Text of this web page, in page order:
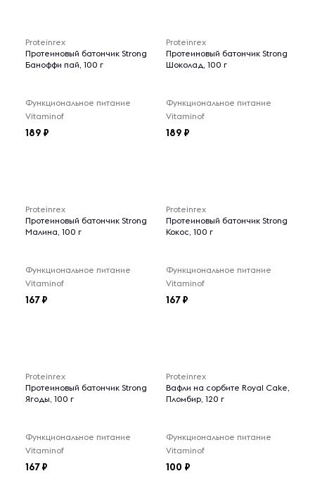
Proteinrex
Протеиновый батончик Strong
Баноффи пай, 100 г
Функциональное питание
Vitaminof
189
Proteinrex
Протеиновый батончик Strong
Шоколад, 100 г
Функциональное питание
Vitaminof
189
Proteinrex
Протеиновый батончик Strong
Малина, 100 г
Функциональное питание
Vitaminof
167
Proteinrex
Протеиновый батончик Strong
Кокос, 100 г
Функциональное питание
Vitaminof
167
Proteinrex
Протеиновый батончик Strong
Ягоды, 100 г
Функциональное питание
Vitaminof
167
Proteinrex
Вафли на сорбите Royal Cake,
Пломбир, 120 г
Функциональное питание
Vitaminof
100